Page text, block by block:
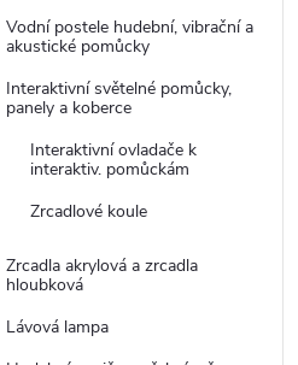
Vodní postele hudební, vibrační a
akustické pomůcky
Interaktivní světelné pomůcky,
panely a koberce
Interaktivní ovladače k
interaktiv. pomůckám
Zrcadlové koule
Zrcadla akrylová a zrcadla
hloubková
Lávová lampa